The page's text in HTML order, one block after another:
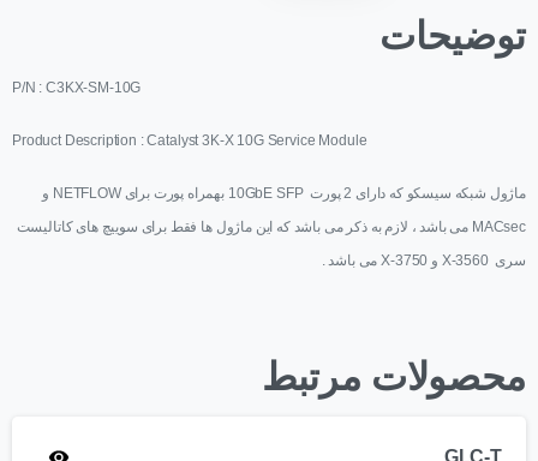
توضیحات
P/N : C3KX-SM-10G
Product Description : Catalyst 3K-X 10G Service Module
ماژول شبکه سیسکو که دارای 2 پورت 10GbE SFP بهمراه پورت برای NETFLOW و
MACsec می باشد ، لازم به ذکر می باشد که این ماژول ها فقط برای سوییچ های کاتالیست
سری 3560-X و 3750-X می باشد .
محصولات مرتبط
GLC-T